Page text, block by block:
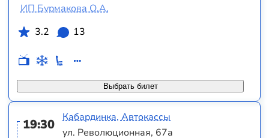
Выбрать билет
ИП Бурмакова О.А.
3.2
13
19:30
Кабардинка, Автокассы
ул. Революционная, 67а